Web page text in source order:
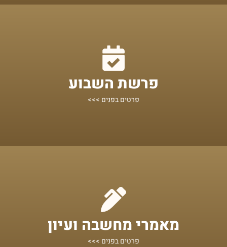
פרשת השבוע
פרטים בפנים >>>
ביאורים, רעיונות, "וורטים" ומאמרים על פרשיות השבוע ומועדי
ישראל
מתחילים מכאן!
מאמרי מחשבה ועיון
פרטים בפנים >>>
שיעורים ומאמרי תורה במגוון נושאים
מתחילים מכאן!